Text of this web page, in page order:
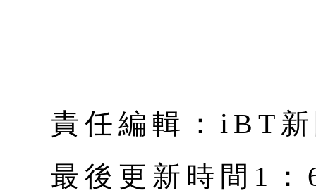
責任編輯：iBT
最後更新時間1